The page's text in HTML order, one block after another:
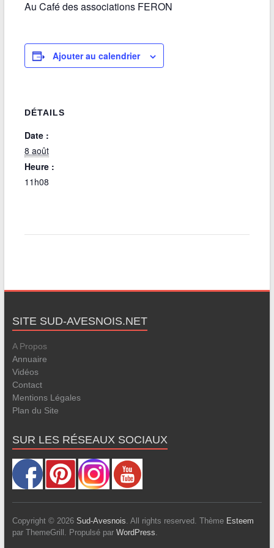
Au Café des associations FERON
Ajouter au calendrier
DÉTAILS
Date :
8 août
Heure :
11h08
SITE SUD-AVESNOIS.NET
A Propos
Annuaire
Vidéos
Contact
Mentions Légales
Plan du Site
SUR LES RÉSEAUX SOCIAUX
Copyright © 2026 Sud-Avesnois. All rights reserved. Thème Esteem
par ThemeGrill. Propulsé par WordPress.